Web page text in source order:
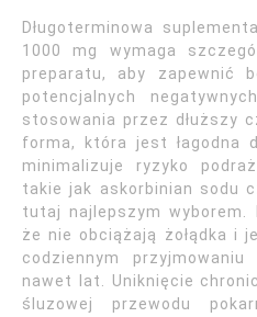
Długoterminowa
1000 mg wymaga
preparatu, aby zapewnić
potencjalnych
stosowania przez dłuższy
forma, która jest łagodna
minimalizuje ryzyko
takie jak askorbinian sodu
tutaj najlepszym wyborem.
że nie obciążają żołądka i
codziennym
nawet lat. Uniknięcie
śluzowej przewodu